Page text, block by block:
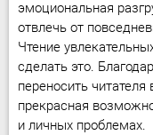
эмоциональная
отвлечь от
Чтение
сделать это.
переносить
прекрасная
и личных проблемах.